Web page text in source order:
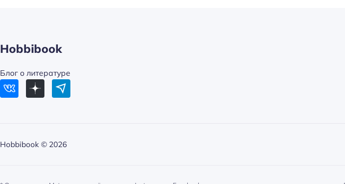
Hobbibook
Блог о литературе
Hobbibook © 2026